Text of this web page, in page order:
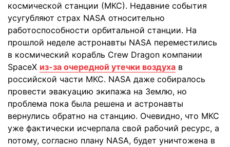
космической станции (МКС). Недавние события
усугубляют страх NASA относительно
работоспособности орбитальной станции. На
прошлой неделе астронавты NASA переместились
в космический корабль Crew Dragon компании
SpaceX из-за очередной утечки воздуха в
российской части МКС. NASA даже собиралось
провести эвакуацию экипажа на Землю, но
проблема пока была решена и астронавты
вернулись обратно на станцию. Очевидно, что МКС
уже фактически исчерпала свой рабочий ресурс, а
потому, согласно плану NASA, будет уничтожена в